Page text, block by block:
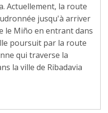
Actuellement, la route
jusqu'à arriver
le Miño en entrant dans
poursuit par la route
qui traverse la
la ville de Ribadavia